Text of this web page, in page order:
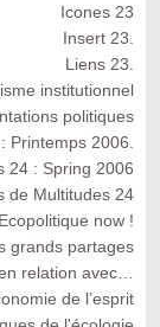
Icones 23
Insert 23.
Liens 23.
institutionnel
politiques
Printemps 2006.
24 : Spring 2006
de Multitudes 24
now !
grands partages
relation avec…
de l’esprit